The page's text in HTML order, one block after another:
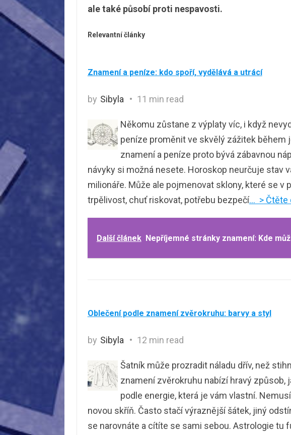
ale také působí proti nespavosti.
Relevantní články
Znamení a peníze: kdo spoří, vydělává a utrácí
by Sibyla 11 min read
Někomu zůstane z výplaty víc, i když
peníze proměnit ve skvělý zážitek během
znamení a peníze proto bývá zábavnou
návyky si možná nesete. Horoskop neurčuje stav
milionáře. Může ale pojmenovat sklony, které se v
trpělivost, chuť riskovat, potřebu bezpečí… > Čtěte
Další článek Nepříjemné stránky znamení: Kde
Oblečení podle znamení zvěrokruhu: barvy a styl
by Sibyla 12 min read
Šatník může prozradit náladu dřív, než
znamení zvěrokruhu nabízí hravý způsob,
podle energie, která je vám vlastní.
novou skříň. Často stačí výraznější šátek, jiný
se narovnáte a cítíte se sami sebou. Astrologie tu